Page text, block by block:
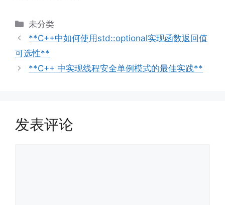
分
类
未分类
**C++中如何使用std::optional实现函数返回值
可选性**
**C++ 中实现线程安全单例模式的最佳实践**
发表评论